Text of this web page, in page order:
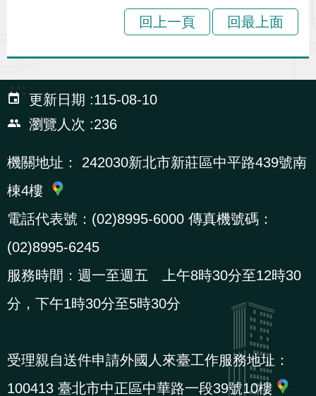
辦
導
專
區
相
關
結
網
站
民
意
文
字
統
計
E
n
回
首
R
S
回上一頁 回最上面
:::
更新日期
115-08-10
瀏覽人次
236
機關地址：
242030新北市新莊區中平路439號南
棟4樓
電話代表號：(02)8995-6000 傳真機號碼：
(02)8995-6245
服務時間：週一至週五 上午8時30分至12時30
分，下午1時30分至5時30分
受理親自送件申請外國人來臺工作服務地址：
100413 臺北市中正區中華路一段39號10樓